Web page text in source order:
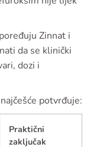
Zinnat i
da se klinički
dozi i
potvrđuje:
Praktični
zaključak